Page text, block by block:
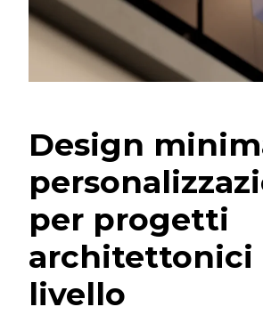
Design
per progetti
architettonici
livello